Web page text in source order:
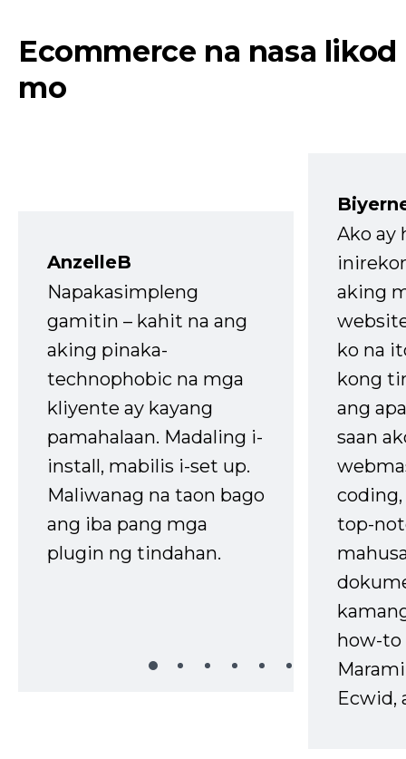
Ecommerce na nasa likod
mo
AnzelleB
Napakasimpleng
gamitin – kahit na ang
aking pinaka-
technophobic na mga
kliyente ay kayang
pamahalaan. Madaling i-
install, mabilis i-set up.
Maliwanag na taon bago
ang iba pang mga
plugin ng tindahan.
Ako ay
aking
ko na
kong
ang
saan
top-
how-to
Ecwid,